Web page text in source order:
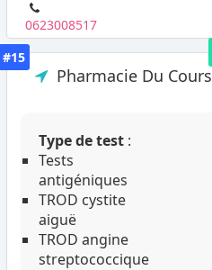
0623008517
#15
Pharmacie Du Cours
Type de test :
Tests
antigéniques
TROD cystite
aiguë
TROD angine
streptococcique